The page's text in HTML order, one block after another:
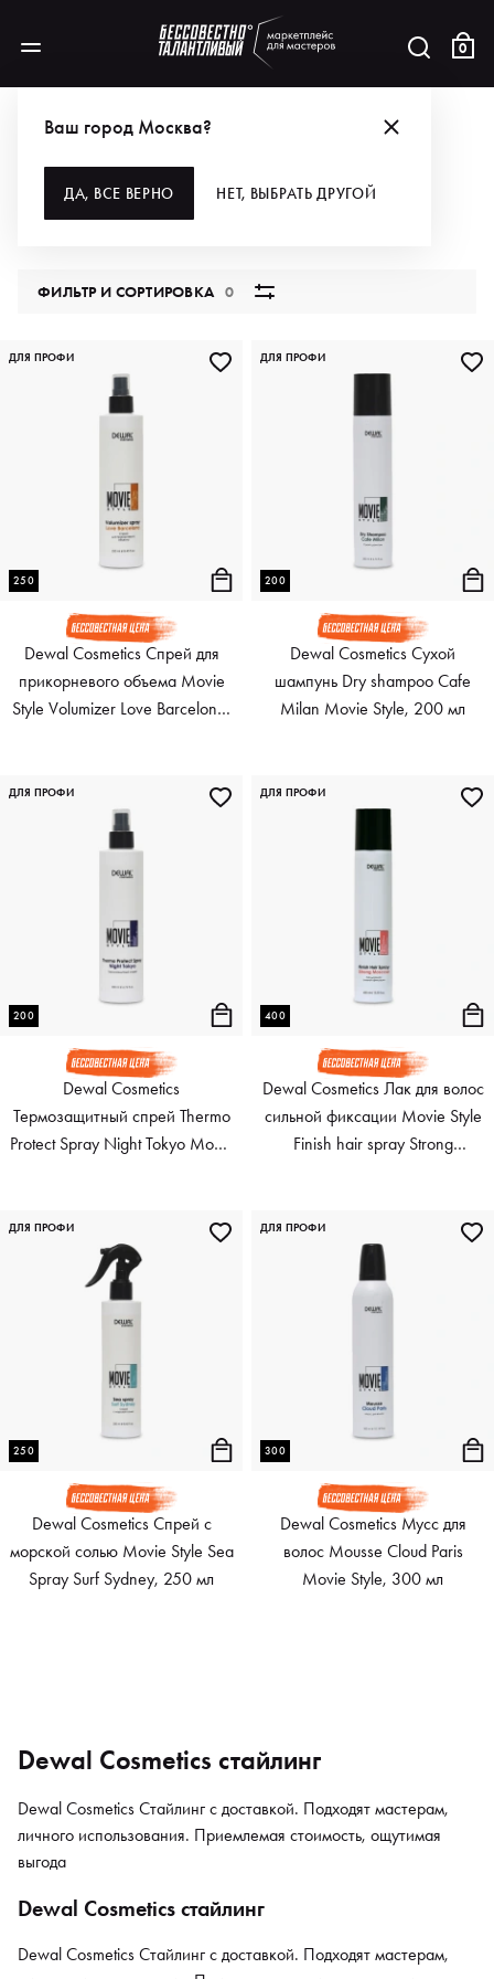
0
Ваш город Москва?
ДА, ВСЕ ВЕРНО НЕТ, ВЫБРАТЬ ДРУГОЙ
СТАЙЛИНГ
ФИЛЬТР И СОРТИРОВКА0
250
Dewal Cosmetics Спрей для
прикорневого объема Movie
Style Volumizer Love Barcelona,
ДЛЯ ПРОФИ
200
Dewal Cosmetics Сухой
шампунь Dry shampoo Cafe
Milan Movie Style, 200 мл
ДЛЯ ПРОФИ
200
Dewal Cosmetics
Термозащитный спрей Thermo
Protect Spray Night Tokyo Movie
ДЛЯ ПРОФИ
400
Dewal Cosmetics Лак для волос
сильной фиксации Movie Style
Finish hair spray Strong
ДЛЯ ПРОФИ
250
Dewal Cosmetics Спрей с
морской солью Movie Style Sea
Spray Surf Sydney, 250 мл
ДЛЯ ПРОФИ
300
Dewal Cosmetics Мусс для
волос Mousse Cloud Paris
Movie Style, 300 мл
ДЛЯ ПРОФИ
Dewal Cosmetics стайлинг
Dewal Cosmetics Стайлинг с доставкой. Подходят мастерам,
личного использования. Приемлемая стоимость, ощутимая
выгода
Dewal Cosmetics стайлинг
Dewal Cosmetics Стайлинг с доставкой. Подходят мастерам,